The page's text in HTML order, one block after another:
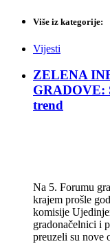
Više iz kategorije:
Vijesti
ZELENA
GRADOVE:
trend
Na 5. Forumu
krajem prošle
komisije
gradonačelnici i
preuzeli su nove